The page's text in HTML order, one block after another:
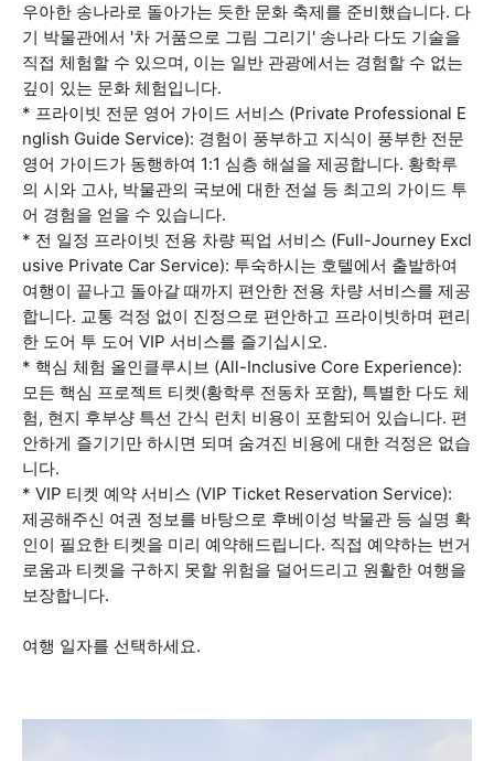
우아한 송나라로 돌아가는 듯한 문화 축제를 준비했습니다. 다
기 박물관에서 '차 거품으로 그림 그리기' 송나라 다도 기술을
직접 체험할 수 있으며, 이는 일반 관광에서는 경험할 수 없는
깊이 있는 문화 체험입니다.
* 프라이빗 전문 영어 가이드 서비스 (Private Professional E
nglish Guide Service): 경험이 풍부하고 지식이 풍부한 전문
영어 가이드가 동행하여 1:1 심층 해설을 제공합니다. 황학루
의 시와 고사, 박물관의 국보에 대한 전설 등 최고의 가이드 투
어 경험을 얻을 수 있습니다.
* 전 일정 프라이빗 전용 차량 픽업 서비스 (Full-Journey Excl
usive Private Car Service): 투숙하시는 호텔에서 출발하여
여행이 끝나고 돌아갈 때까지 편안한 전용 차량 서비스를 제공
합니다. 교통 걱정 없이 진정으로 편안하고 프라이빗하며 편리
한 도어 투 도어 VIP 서비스를 즐기십시오.
* 핵심 체험 올인클루시브 (All-Inclusive Core Experience):
모든 핵심 프로젝트 티켓(황학루 전동차 포함), 특별한 다도 체
험, 현지 후부샹 특선 간식 런치 비용이 포함되어 있습니다. 편
안하게 즐기기만 하시면 되며 숨겨진 비용에 대한 걱정은 없습
니다.
* VIP 티켓 예약 서비스 (VIP Ticket Reservation Service):
제공해주신 여권 정보를 바탕으로 후베이성 박물관 등 실명 확
인이 필요한 티켓을 미리 예약해드립니다. 직접 예약하는 번거
로움과 티켓을 구하지 못할 위험을 덜어드리고 원활한 여행을
보장합니다.
여행 일자를 선택하세요.